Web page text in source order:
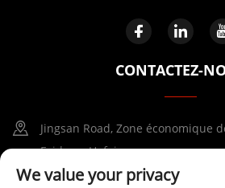
CONTACTEZ-
Jingsan Road, Zone économique
Feidong, Hefei
We value your privacy